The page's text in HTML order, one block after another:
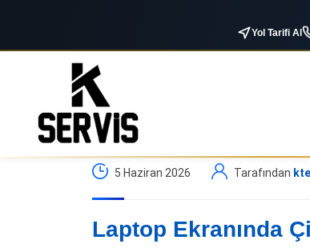
Yol Tarifi Al
5 Haziran 2026 Tarafından
Laptop Ekranında